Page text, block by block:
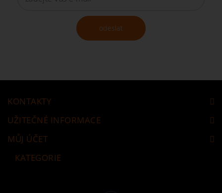
odeslat
KONTAKTY
UŽITEČNÉ INFORMACE
MŮJ ÚČET
KATEGORIE